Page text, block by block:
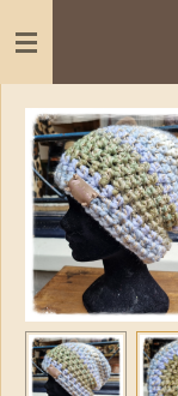
direct
naar
hoofdinhoud